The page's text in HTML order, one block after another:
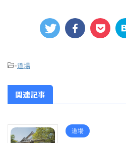
-道場
関連記事
道場